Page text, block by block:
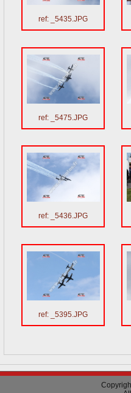
ref: _5435.JPG
ref: _5475.JPG
ref: _5436.JPG
ref: _5395.JPG